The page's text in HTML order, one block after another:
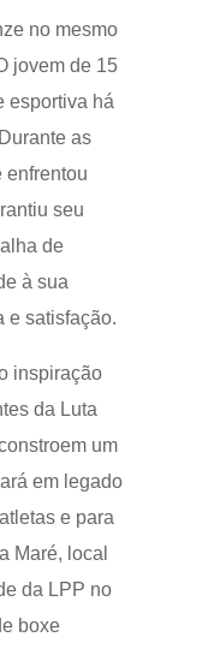
no mesmo
jovem de 15
esportiva há
as
enfrentou
seu
de
à sua
e satisfação.
inspiração
da Luta
um
em legado
e para
Maré, local
da LPP no
boxe